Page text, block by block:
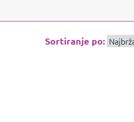
Sortiranje po: